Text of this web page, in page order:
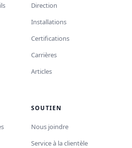
Direction
Installations
Certifications
Carrières
Articles
SOUTIEN
Nous joindre
Service à la clientèle